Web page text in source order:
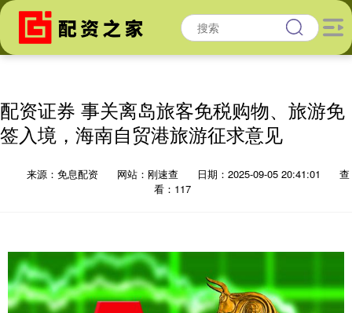
配资证券 事关离岛旅客免税购物、旅游免
签入境，海南自贸港旅游征求意见
来源：免息配资 网站：刚速查 日期：2025-09-05 20:41:01
查
看：117